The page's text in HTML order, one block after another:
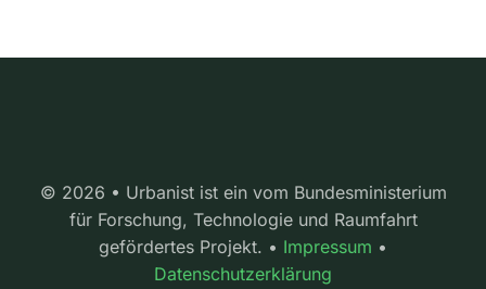
© 2026 • Urbanist ist ein vom Bundesministerium
für Forschung, Technologie und Raumfahrt
gefördertes Projekt. • Impressum •
Datenschutzerklärung